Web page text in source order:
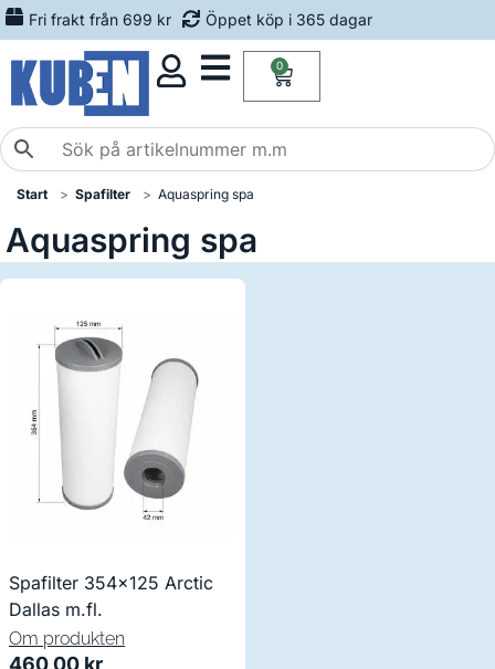
Fri frakt från 699 kr Öppet köp i 365 dagar
0
Start Spafilter Aquaspring spa
Aquaspring spa
Spafilter 354×125 Arctic
Dallas m.fl.
Om produkten
460,00 kr